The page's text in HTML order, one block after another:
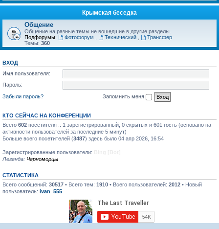
Крымская беседка
Общение
Общение на разные темы не вошедшие в другие разделы.
Подфорумы:
Фотофорум Технический
Трансфер
Темы: 360
ВХОД
Имя пользователя:
Пароль:
Забыли пароль?
Запомнить меня
КТО СЕЙЧАС НА КОНФЕРЕНЦИИ
Всего 602 посетителя :: 1 зарегистрированный, 0 скрытых и 601 гость (основано на
активности пользователей за последние 5 минут)
Больше всего посетителей (3487) здесь было 04 апр 2026, 16:54
Зарегистрированные пользователи:
Легенда: Черноморцы
СТАТИСТИКА
Всего сообщений: 30517 • Всего тем: 1910 • Всего пользователей: 2012 • Новый
пользователь: ivan_555